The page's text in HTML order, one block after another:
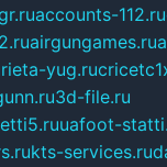
accounts-112.ru
airgungames.ru
yug.ru
3d-file.ru
uafoot-
kts-services.ru